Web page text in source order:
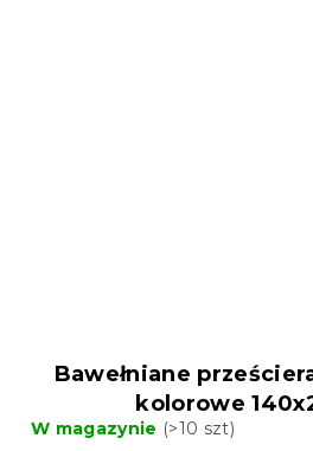
Bawełniane
kolorowe
W magazynie (>10 szt)